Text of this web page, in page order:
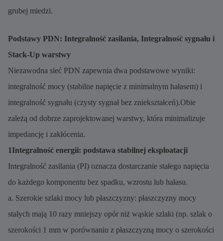
grubej miedzi.
Podstawy PDN: Integralność zasilania, Integralność sygnału i
Stack-Up warstwy
Niezawodna sieć PDN zapewnia dwa podstawowe wyniki:
integralność mocy (stabilne napięcie z minimalnym hałasem) i
integralność sygnału (czysty sygnał bez zniekształceń).Obie
zależą od dobrze zaprojektowanej warstwy, która minimalizuje
impedancję i zakłócenia.
1Integralność energii: podstawa stabilnej eksploatacji
Integralność zasilania (PI) oznacza dostarczanie stałego napięcia
do każdego komponentu bez spadku, wzrostu lub hałasu.
a. Szerokie szlaki mocy lub płaszczyzny: płaszczyzny mocy
stałych mają 10 razy mniejszy opór niż wąskie szlaki (np. szlak o
szerokości 1 mm w porównaniu z płaszczyzną mocy o szerokości